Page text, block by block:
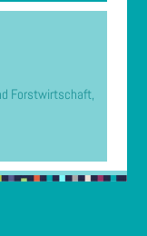
Forstwirtschaft,